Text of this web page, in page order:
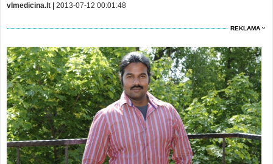
vlmedicina.lt | 2013-07-12 00:01:48
REKLAMA